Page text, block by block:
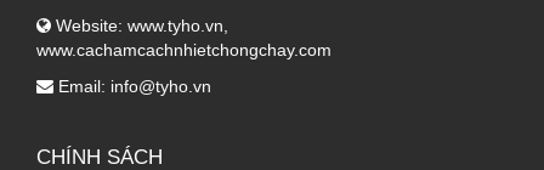
hưởng trực tiếp từ điều kiện môi trường bên
ngoài. Do đó đòi hỏi cần đảm bảo được độ
bền, sự kiên cố trong quá trình sử dụng.
cùng củatấm Panel
Website: www.tyho.vn
www.cachamcachnhietchongchay.com
Email: info@tyho.vn
CHÍNH SÁCH